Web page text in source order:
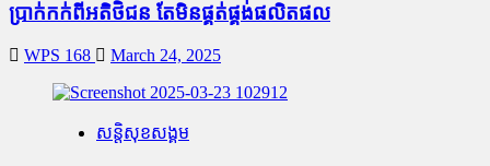
ប្រាក់កក់ពីអតិថិជន តែមិនផ្គត់ផ្គង់ផលិតផល
WPS 168 March 24, 2025
សន្តិសុខសង្គម